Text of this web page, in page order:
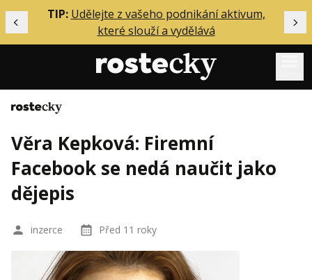
Předchozí
TIP: Udělejte z vašeho podnikání aktivum,
které slouží a vydělává
Mentoring
Podcasty
Solo
Akce
Domů
Věra Kepková: Firemní
Facebook se nedá naučit jako
dějepis
inzerce Před 11 roky